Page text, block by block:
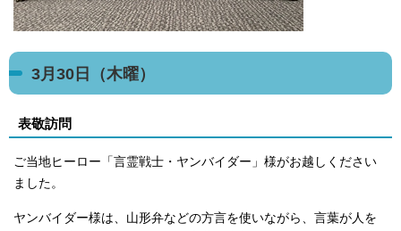
3月30日（木曜）
表敬訪問
ご当地ヒーロー「言霊戦士・ヤンバイダー」様がお越しください
ました。
ヤンバイダー様は、山形弁などの方言を使いながら、言葉が人を